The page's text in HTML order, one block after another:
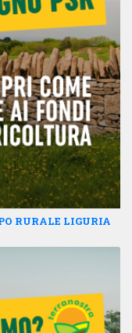
RURALE LIGURIA